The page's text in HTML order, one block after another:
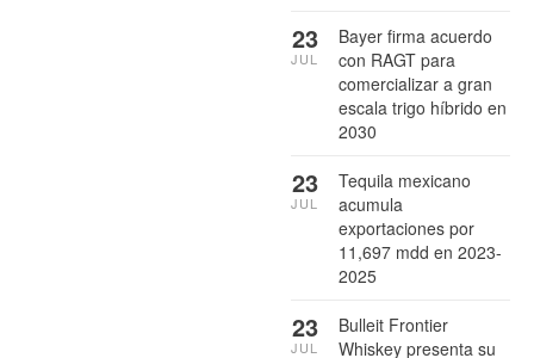
Bayer firma acuerdo
con RAGT para
comercializar a gran
escala trigo híbrido en
2030
23
JUL
Tequila mexicano
acumula
exportaciones por
11,697 mdd en 2023-
2025
23
JUL
Bulleit Frontier
Whiskey presenta su
23
JUL